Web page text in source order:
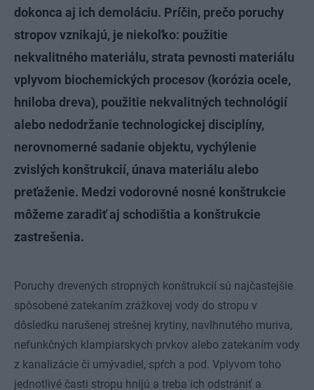
dokonca aj ich demoláciu. Príčin, prečo poruchy
stropov vznikajú, je niekoľko: použitie
nekvalitného materiálu, strata pevnosti materiálu
vplyvom biochemických procesov (korózia ocele,
hniloba dreva), použitie nekvalitných technológií
alebo nedodržanie technologickej disciplíny,
nerovnomerné sadanie objektu, vychýlenie
zvislých konštrukcií, únava materiálu alebo
preťaženie. Medzi vodorovné nosné konštrukcie
môžeme zaradiť aj schodištia a konštrukcie
zastrešenia.
Poruchy drevených stropných konštrukcií sú najčastejšie
spôsobené zatekaním zrážkovej vody do stropu v
dôsledku narušenej strešnej krytiny, navlhnutého muriva,
nefunkčných klampiarskych prvkov alebo zatekaním vody
z kanalizácie či umývadiel, spŕch a pod. Vplyvom toho
jednotlivé časti stropu hnijú a treba ich odstrániť a